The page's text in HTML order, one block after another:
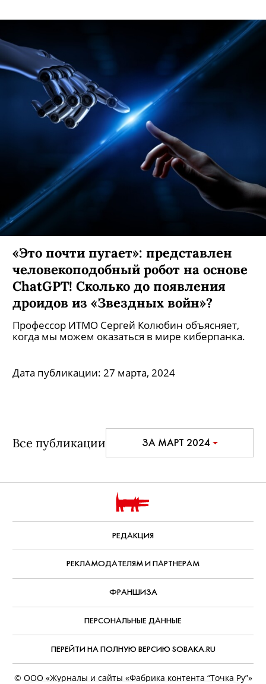
«Это почти пугает»: представлен
человекоподобный робот на основе
ChatGPT! Сколько до появления
дроидов из «Звездных войн»?
Профессор ИТМО Сергей Колюбин объясняет,
когда мы можем оказаться в мире киберпанка.
Дата публикации: 27 марта, 2024
Все публикации ЗА МАРТ 2024
РЕДАКЦИЯ
РЕКЛАМОДАТЕЛЯМ И ПАРТНЕРАМ
ФРАНШИЗА
ПЕРСОНАЛЬНЫЕ ДАННЫЕ
ПЕРЕЙТИ НА ПОЛНУЮ ВЕРСИЮ SOBAKA.RU
© ООО «Журналы и сайты «Фабрика контента “Точка Ру”»